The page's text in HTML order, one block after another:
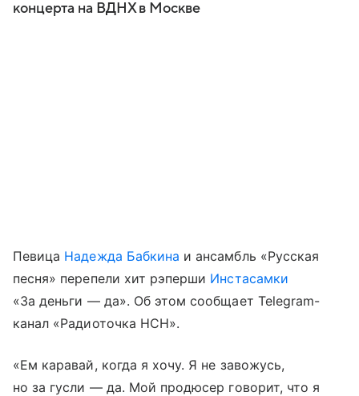
концерта на ВДНХ в Москве
Певица Надежда Бабкина и ансамбль «Русская
песня» перепели хит рэперши Инстасамки
«За деньги — да». Об этом сообщает Telegram-
канал «Радиоточка НСН».
«Ем каравай, когда я хочу. Я не завожусь,
но за гусли — да. Мой продюсер говорит, что я